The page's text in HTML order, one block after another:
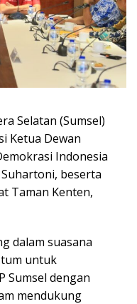
Selatan (Sumsel)
Ketua Dewan
Indonesia
beserta
Taman Kenten,
dalam suasana
untuk
Sumsel dengan
mendukung